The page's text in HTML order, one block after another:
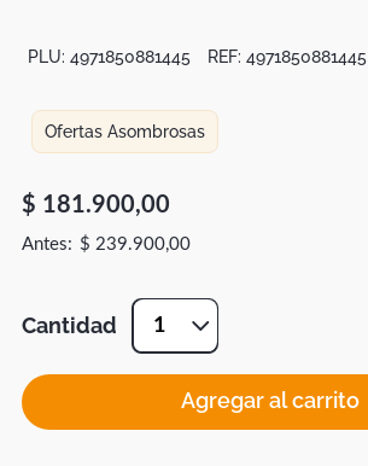
PLU: 4971850881445 REF: 4971850881445
Ofertas Asombrosas
$ 181.900,00
$ 239.900,00
Cantidad 1
Agregar al carrito